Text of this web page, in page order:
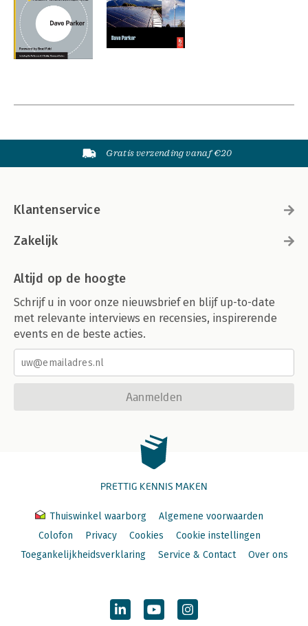
Gratis verzending vanaf €20
Klantenservice
Zakelijk
Altijd op de hoogte
Schrijf u in voor onze nieuwsbrief en blijf up-to-date
met relevante interviews en recensies, inspirerende
events en de beste acties.
Aanmelden
PRETTIG KENNIS MAKEN
Thuiswinkel waarborg
Algemene voorwaarden
Colofon
Privacy Cookies
Cookie instellingen
Toegankelijkheidsverklaring
Service & Contact Over ons